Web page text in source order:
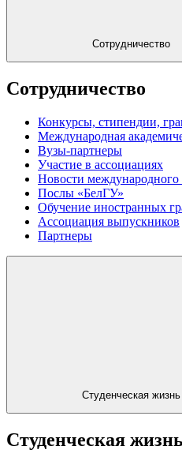
Сотрудничество
Сотрудничество
Конкурсы, стипендии,
Международная
Вузы-партнеры
Участие в ассоциациях
Новости международного
Послы «БелГУ»
Обучение иностранных
Ассоциация выпускников
Партнеры
Студенческая жизнь
Студенческая жизнь